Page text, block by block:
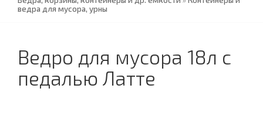
ведра для мусора, урны
Ведро для мусора 18л с
педалью Латте